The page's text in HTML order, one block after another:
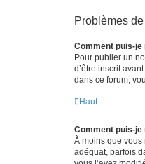
Problèmes
Comment puis-je
Pour publier un
d’être inscrit
dans ce forum,
Haut
Comment puis-
À moins que
adéquat, parfois